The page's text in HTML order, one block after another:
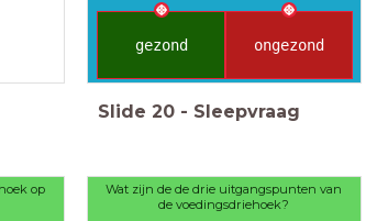
gezond ongezond
Slide 20 - Sleepvraag
op
Wat zijn de de drie uitgangspunten van
de voedingsdriehoek?